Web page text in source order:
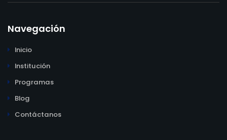
Navegación
Inicio
Institución
Programas
Blog
Contáctanos